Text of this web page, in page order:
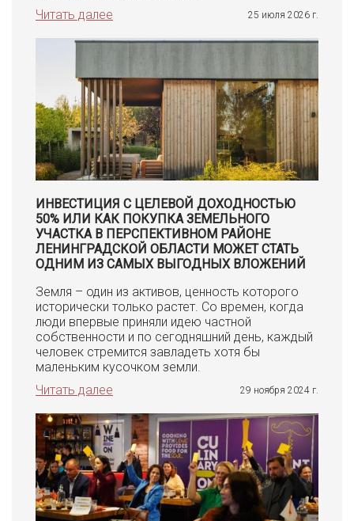
Читать далее
25 июля 2026 г.
ИНВЕСТИЦИЯ С ЦЕЛЕВОЙ ДОХОДНОСТЬЮ
50% ИЛИ КАК ПОКУПКА ЗЕМЕЛЬНОГО
УЧАСТКА В ПЕРСПЕКТИВНОМ РАЙОНЕ
ЛЕНИНГРАДСКОЙ ОБЛАСТИ МОЖЕТ СТАТЬ
ОДНИМ ИЗ САМЫХ ВЫГОДНЫХ ВЛОЖЕНИЙ
Земля – один из активов, ценность которого
исторически только растет. Со времен, когда
люди впервые приняли идею частной
собственности и по сегодняшний день, каждый
человек стремится завладеть хотя бы
маленьким кусочком земли.
Читать далее
29 ноября 2024 г.